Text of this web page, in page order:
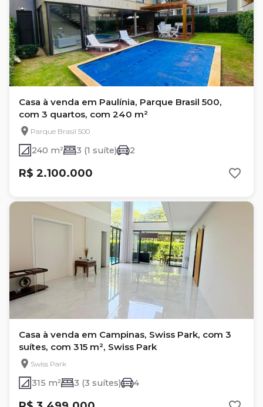
Casa à venda em Paulínia, Parque Brasil 500,
com 3 quartos, com 240 m²
Parque Brasil 500
240 m² 3 (1 suíte) 2
R$ 2.100.000
Casa à venda em Campinas, Swiss Park, com 3
suítes, com 315 m², Swiss Park
Swiss Park
315 m² 3 (3 suítes) 4